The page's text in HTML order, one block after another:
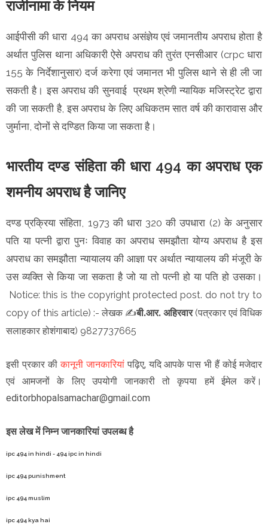
राजीनामा के नियम
आईपीसी की धारा 494 का अपराध असंज्ञेय एवं जमानतीय अपराध होता है
अर्थात पुलिस थाना अधिकारी ऐसे अपराध की तुरंत एनसीआर (crpc धारा
155 के निर्देशानुसार) दर्ज करेगा एवं जमानत भी पुलिस थाने से ही ली जा
सकती है। इस अपराध की सुनवाई प्रथम श्रेणी न्यायिक मजिस्ट्रेट द्वारा
की जा सकती है, इस अपराध के लिए अधिकतम सात वर्ष की कारावास और
जुर्माना, दोनों से दण्डित किया जा सकता है।
भारतीय दण्ड संहिता की धारा 494 का अपराध एक
शमनीय अपराध है जानिए
दण्ड प्रक्रिया संहिता, 1973 की धारा 320 की उपधारा (2) के अनुसार
पति या पत्नी द्वारा पुनः विवाह का अपराध समझौता योग्य अपराध है इस
अपराध का समझौता न्यायालय की आज्ञा पर अर्थात न्यायालय की मंजूरी के
उस व्यक्ति से किया जा सकता है जो या तो पत्नी हो या पति हो उसका।
Notice: this is the copyright protected post. do not try to
copy of this article) :- लेखक ✍️बी.आर. अहिरवार (पत्रकार एवं विधिक
सलाहकार होशंगाबाद) 9827737665
इसी प्रकार कीकानूनी जानकारियांपढ़िए, यदि आपके पास भी हैं कोई मजेदार
एवं आमजनों के लिए उपयोगी जानकारी तो कृपया हमें ईमेल करें।
editorbhopalsamachar@gmail.com
इस लेख में निम्न जानकारियां उपलब्ध है
ipc 494 in hindi - 494 ipc in hindi
ipc 494 punishment
ipc 494 muslim
ipc 494 kya hai